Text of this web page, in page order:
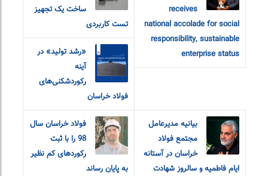
receives
national accolade for social
responsibility, sustainable
enterprise status
ساخت یک تجهیز
تست کاربردی
«رشد تولید» در
آینه
رکوردشکنی‌های
فولاد خراسان
بیانیه مدیرعامل
مجتمع فولاد
خراسان در آستانه
ایام فاطمیه و سالروز شهادت
فولاد خراسان سال
98 را با ثبت
رکوردهای کم نظیر
به پایان رساند